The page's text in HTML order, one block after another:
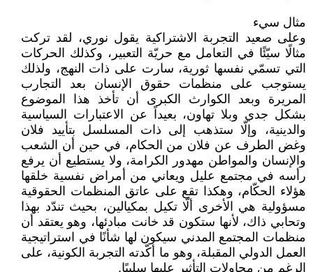
مثال سيء
وعلى صعيد التجربة الاشتراكية يقول نوري، لقد تركت
مثالًا سيّئًا في التعامل مع حريّة التعبير، وكذلك الحركات
التي تسمّي نفسها ثورية، سارت على ذات النهج، ولذلك
يستوجب على منظمات حقوق الإنسان بعد التجارب
المريرة وبعد الكوارث الكبرى أن تأخذ هذا الموضوع
بشكل جدي وبلا تهاون، بعيداً عن الاعتبارات السياسية
والدينية، وإلّا ستذهب إلى ذات المسلسل بتأييد فلان
وغض الطرف عن فلان من الحكام، في حين أن الشعب
والإنسان والمواطن مهدور الكرامة، ولا يستطيع أن يرفع
رأسه في مجتمع عليل ويعاني من أمراض نفسية خلقها
هؤلاء الحكّام، وهكذا تقع على عاتق المنظمات الحقوقية
مسؤولية هي الأخرى ألّا تكيل بمكيالين، بحيث تندّد بهذا
وتحابي ذاك، لأنها ستكون قد خانت مبادئها، وهو يعتقد أن
منظمات المجتمع المدني سيكون لها شأنًا في استراتيجية
العمل الدولي المقبلة، وهو ما أكّدته التجربة الكونية، على
الرغم من محاولات التأثير عليها سلبيًا.